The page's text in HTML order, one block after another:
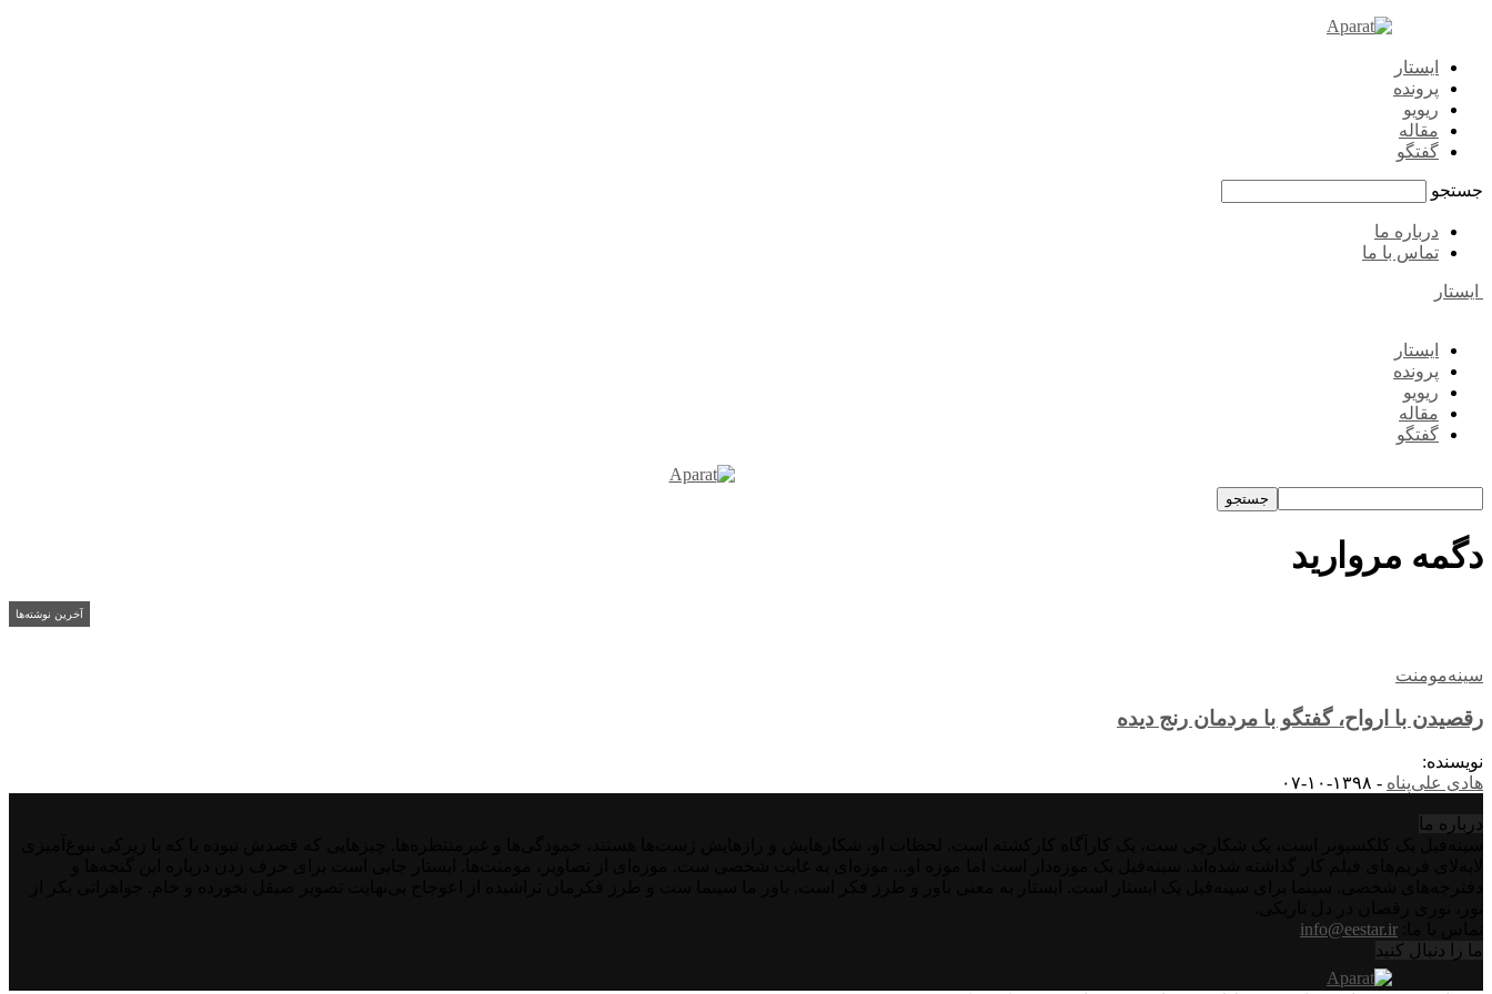
ایستار
پرونده
ریویو
مقاله
گفتگو
جستجو
درباره ما
تماس با ما
ایستار
ایستار
پرونده
ریویو
مقاله
گفتگو
دگمه مروارید
آخرین نوشته‌ها
سینه‌مومنت
رقصیدن با ارواح، گفتگو با مردمان رنج دیده
نویسنده:
هادی علی‌پناه - ۱۳۹۸-۱۰-۰۷
درباره‌ ما
info@eestar.ir
ما را دنبال کنید